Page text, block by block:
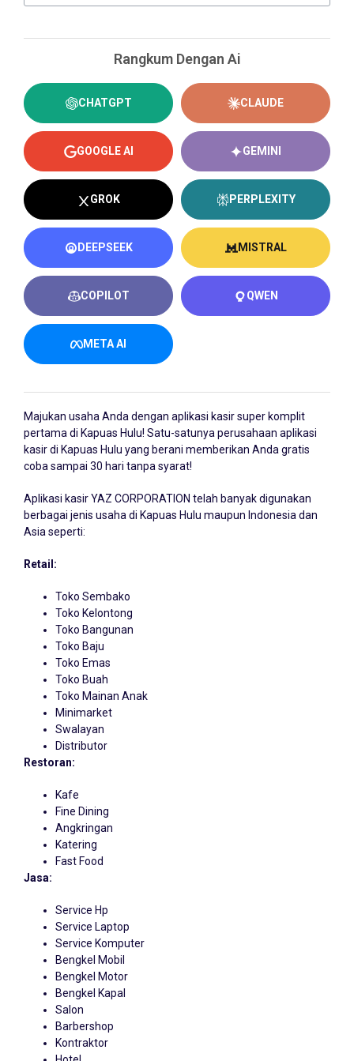
Rangkum Dengan Ai
CHATGPT CLAUDE
GOOGLE AI GEMINI
GROK PERPLEXITY
DEEPSEEK MISTRAL
COPILOT QWEN
META AI
Majukan usaha Anda dengan aplikasi kasirsuper komplit
pertama di Kapuas Hulu! Satu-satunya perusahaan aplikasi
kasir di Kapuas Hulu yang berani memberikan Anda gratis
coba sampai 30 hari tanpa syarat!
Aplikasi kasir YAZ CORPORATION telah banyak digunakan
berbagai jenis usaha di Kapuas Hulu maupun Indonesia dan
Asia seperti:
Retail:
Toko Sembako
Toko Kelontong
Toko Bangunan
Toko Baju
Toko Emas
Toko Buah
Toko Mainan Anak
Minimarket
Swalayan
Distributor
Restoran:
Kafe
Fine Dining
Angkringan
Katering
Fast Food
Jasa:
Service Hp
Service Laptop
Service Komputer
Bengkel Mobil
Bengkel Motor
Bengkel Kapal
Salon
Barbershop
Kontraktor